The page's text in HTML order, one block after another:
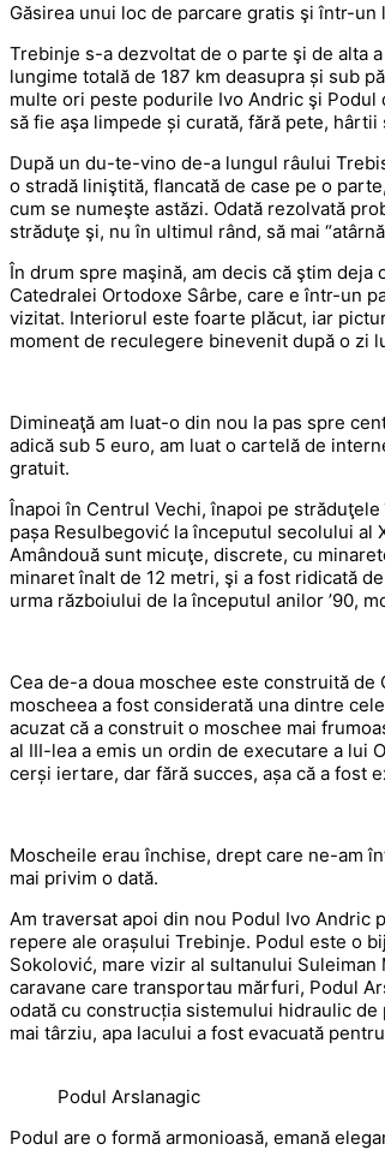
Găsirea unui loc de parcare gratis şi într-
Trebinje s-a dezvoltat de o parte şi de alta
lungime totală de 187 km deasupra și sub
multe ori peste podurile Ivo Andric şi
să fie aşa limpede și curată, fără pete, hârtii
După un du-te-vino de-a lungul râului
o stradă liniştită, flancată de case pe o
cum se numeşte astăzi. Odată rezolvată
străduţe şi, nu în ultimul rând, să mai
În drum spre maşină, am decis că ştim
Catedralei Ortodoxe Sârbe, care e într-un
vizitat. Interiorul este foarte plăcut, iar
moment de reculegere binevenit după o zi
Dimineaţă am luat-o din nou la pas spre
adică sub 5 euro, am luat o cartelă de
gratuit.
Înapoi în Centrul Vechi, înapoi pe
pașa Resulbegović la începutul secolului al
Amândouă sunt micuţe, discrete, cu
minaret înalt de 12 metri, şi a fost ridicată
urma războiului de la începutul anilor ’90,
Cea de-a doua moschee este construită
moscheea a fost considerată una dintre
acuzat că a construit o moschee mai
al III-lea a emis un ordin de executare a lui
cerși iertare, dar fără succes, așa că a fost
Moscheile erau închise, drept care ne-am
mai privim o dată.
Am traversat apoi din nou Podul Ivo Andric
repere ale orașului Trebinje. Podul este o
Sokolović, mare vizir al sultanului
caravane care transportau mărfuri, Podul
odată cu construcția sistemului hidraulic
mai târziu, apa lacului a fost evacuată
Podul Arslanagic
Podul are o formă armonioasă, emană